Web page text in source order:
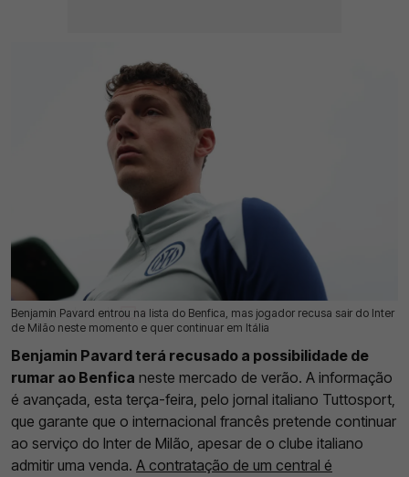
Benjamin Pavard entrou na lista do Benfica, mas jogador recusa sair do Inter
de Milão neste momento e quer continuar em Itália
04 Ago 2026 | 12:46 | 0
Benjamin Pavard terá recusado a possibilidade de
rumar ao Benfica neste mercado de verão. A informação
é avançada, esta terça-feira, pelo jornal italiano Tuttosport,
que garante que o internacional francês pretende continuar
ao serviço do Inter de Milão, apesar de o clube italiano
admitir uma venda. A contratação de um central é